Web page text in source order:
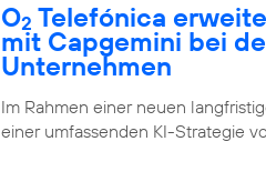
O2 Telefónica
mit Capgemini bei
Unternehmen
Im Rahmen einer neuen
einer umfassenden KI-Strategie